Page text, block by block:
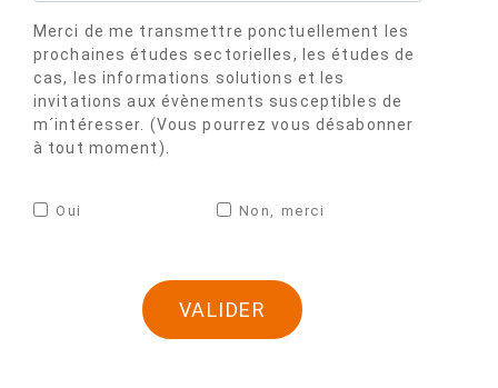
Merci de me transmettre ponctuellement les
prochaines études sectorielles, les études de
cas, les informations solutions et les
invitations aux évènements susceptibles de
m´intéresser. (Vous pourrez vous désabonner
à tout moment).
Oui Non, merci